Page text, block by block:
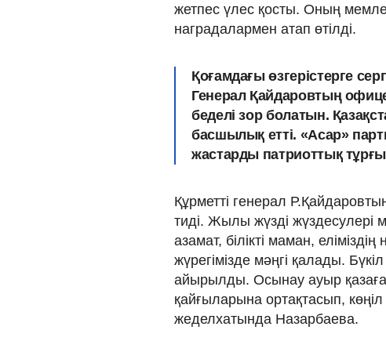
жетпес үлес қосты. Оның
наградалармен атап өтілді.
Қоғамдағы өзгерістерге
Генерал Қайдаровтың
беделі зор болатын.
басшылық етті. «Асар»
жастарды патриоттық
Құрметті генерал
тиді. Жылы жүзді жүздесулері
азамат, білікті маман,
жүрегімізде мәңгі қалады.
айырылды. Осынау ауыр
қайғыларына ортақтасып,
жеделхатында Назарбаева.